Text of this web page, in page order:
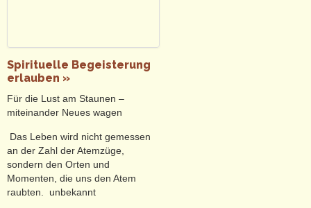
Spirituelle Begeisterung
erlauben »
Für die Lust am Staunen –
miteinander Neues wagen
Das Leben wird nicht gemessen
an der Zahl der Atemzüge,
sondern den Orten und
Momenten, die uns den Atem
raubten. unbekannt